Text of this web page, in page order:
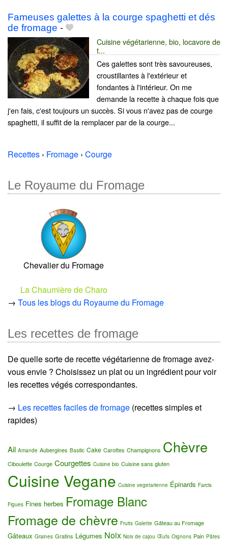
Fameuses galettes à la courge spaghetti et dés
de fromage -
Cuisine végétarienne, bio, locavore de
t...
Ces galettes sont très savoureuses,
croustillantes à l'extérieur et
fondantes à l'intérieur. On me
demande la recette à chaque fois que
j'en fais, c'est toujours un succès. Si vous n'avez pas de courge
spaghetti, il suffit de la remplacer par de la courge...
Recettes › Fromage › Courge
Le Royaume du Fromage
Chevalier du Fromage
La Chaumière de Charo
→ Tous les blogs du Royaume du Fromage
Les recettes de fromage
De quelle sorte de recette végétarienne de fromage avez-
vous envie ? Choisissez un plat ou un ingrédient pour voir
les recettes végés correspondantes.
→ Les recettes faciles de fromage (recettes simples et
rapides)
Ail Amande Aubergines Basilic Cake Carottes Champignons Chèvre
Ciboulette Courge Courgettes Cuisine bio Cuisine sans gluten
Cuisine Vegane Cuisine vegetarienne Épinards Farcis
Figues Fines herbes Fromage Blanc
Fromage de chèvre Fruits Galette Gâteau au Fromage
Gâteaux Graines Gratins Légumes Noix Noix de cajou Œufs Oignons Pain Pâtes